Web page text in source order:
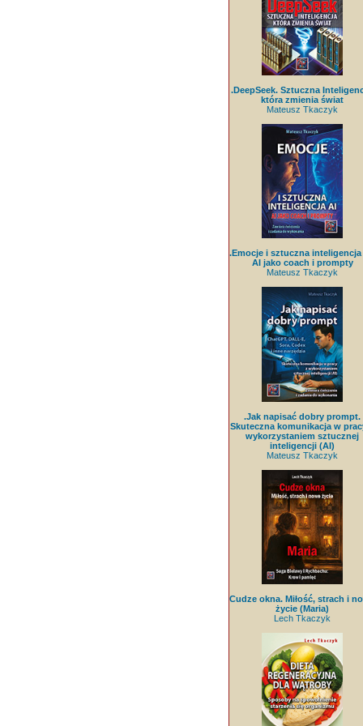
.DeepSeek. Sztuczna
która zmienia świat
Mateusz Tkaczyk
.Emocje i sztuczna inteligencja
AI jako coach i prompty
Mateusz Tkaczyk
.Jak napisać dobry prompt.
Skuteczna komunikacja w
wykorzystaniem sztucznej
inteligencji (AI)
Mateusz Tkaczyk
Cudze okna. Miłość, strach i
życie (Maria)
Lech Tkaczyk